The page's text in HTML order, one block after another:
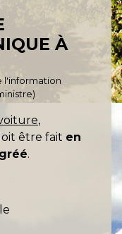
À
l'information
,
être fait en
.